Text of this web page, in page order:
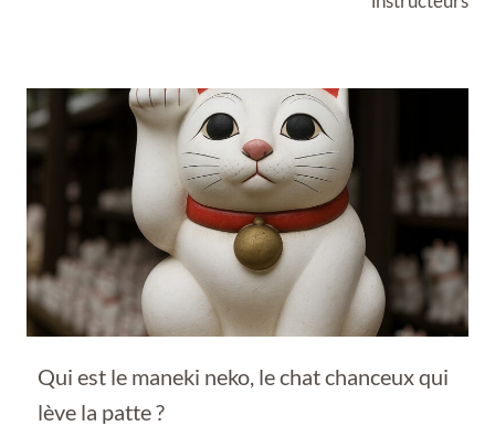
Qui est le maneki neko, le chat chanceux qui
lève la patte ?